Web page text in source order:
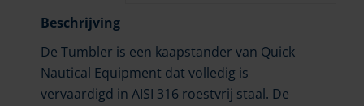
Beschrijving
De Tumbler is een kaapstander van Quick
Nautical Equipment dat volledig is
vervaardigd in AISI 316 roestvrij staal. De